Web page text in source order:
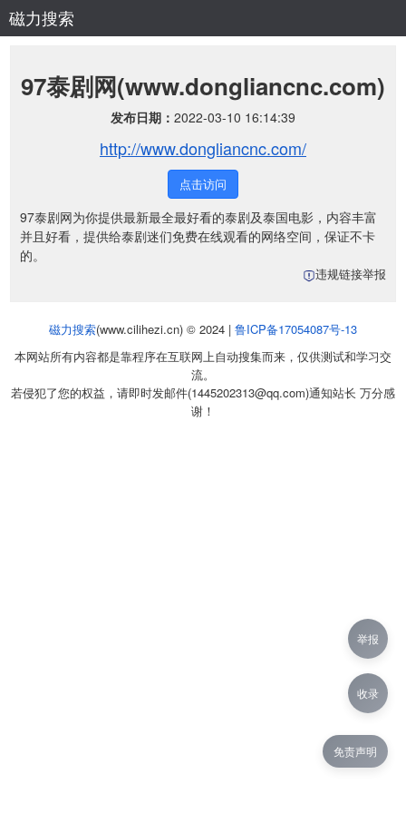
磁力搜索
97泰剧网(www.dongliancnc.com)
发布日期： 2022-03-10 16:14:39
http://www.dongliancnc.com/
点击访问
97泰剧网为你提供最新最全最好看的泰剧及泰国电影，内容丰富
并且好看，提供给泰剧迷们免费在线观看的网络空间，保证不卡
的。
违规链接举报
磁力搜索(www.cilihezi.cn) © 2024 | 鲁ICP备17054087号-13
本网站所有内容都是靠程序在互联网上自动搜集而来，仅供测试和学习交
流。
若侵犯了您的权益，请即时发邮件(1445202313@qq.com)通知站长 万分感
谢！
免责声明
举报
收录